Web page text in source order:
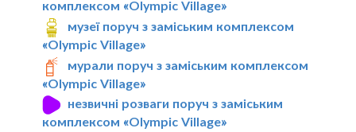
комплексом «Olympic Village»
музеї поруч з заміським комплексом
«Olympic Village»
мурали поруч з заміським комплексом
«Olympic Village»
незвичні розваги поруч з заміським
комплексом «Olympic Village»